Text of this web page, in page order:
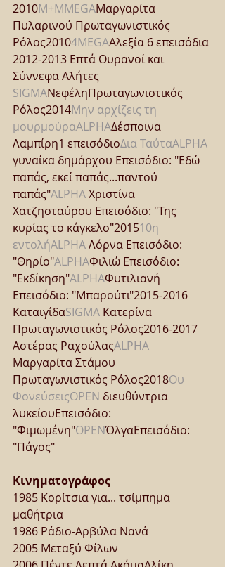
2010Μ+ΜMEGAΜαργαρίτα
Πυλαρινού Πρωταγωνιστικός
Ρόλος20104MEGAΑλεξία 6 επεισόδια
2012-2013 Επτά Ουρανοί και
Σύννεφα Αλήτες
SIGMAΝεφέληΠρωταγωνιστικός
Ρόλος2014Μην αρχίζεις τη
μουρμούραALPHAΔέσποινα
Λαμπίρη1 επεισόδιοΔια ΤαύταALPHA
γυναίκα δημάρχου Επεισόδιο: "Εδώ
παπάς, εκεί παπάς...παντού
παπάς"ALPHA Χριστίνα
Χατζησταύρου Επεισόδιο: "Της
κυρίας το κάγκελο"201510η
εντολήALPHA Λόρνα Επεισόδιο:
"Θηρίο"ALPHAΦιλιώ Επεισόδιο:
"Εκδίκηση"ALPHAΦυτιλιανή
Επεισόδιο: "Μπαρούτι"2015-2016
ΚαταιγίδαSIGMA Κατερίνα
Πρωταγωνιστικός Ρόλος2016-2017
Αστέρας ΡαχούλαςALPHA
Μαργαρίτα Στάμου
Πρωταγωνιστικός Ρόλος2018Ου
ΦονεύσειςOPEN διευθύντρια
λυκείουΕπεισόδιο:
"Φιμωμένη"OPENΌλγαΕπεισόδιο:
"Πάγος"
Κινηματογράφος
1985 Κορίτσια για... τσίμπημα
μαθήτρια
1986 Ράδιο-Αρβύλα Νανά
2005 Μεταξύ Φίλων